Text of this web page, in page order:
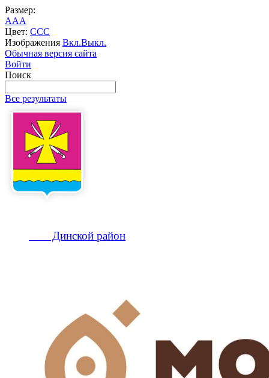
Размер:
AAA
Цвет: CCC
Изображения Вкл.Выкл.
Обычная версия сайта
Войти
Поиск
Все результаты
Динской район